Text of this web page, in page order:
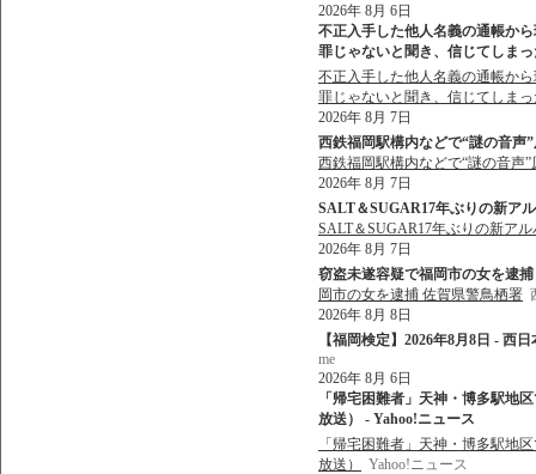
2026年 8月 6日
不正入手した他人名義の通帳か
罪じゃないと聞き、信じてしま
不正入手した他人名義の通帳か
罪じゃないと聞き、信じてしま
2026年 8月 7日
西鉄福岡駅構内などで“謎の音声
西鉄福岡駅構内などで“謎の音声
2026年 8月 7日
SALT＆SUGAR17年ぶりの新ア
SALT＆SUGAR17年ぶりの新ア
2026年 8月 7日
窃盗未遂容疑で福岡市の女を逮
岡市の女を逮捕 佐賀県警鳥栖署
2026年 8月 8日
【福岡検定】2026年8月8日 - 西
me
2026年 8月 6日
「帰宅困難者」天神・博多駅地
放送） - Yahoo!ニュース
「帰宅困難者」天神・博多駅地
放送）
Yahoo!ニュース